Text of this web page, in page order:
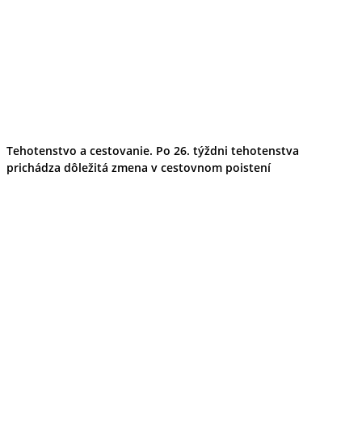
Tehotenstvo a cestovanie. Po 26. týždni tehotenstva
prichádza dôležitá zmena v cestovnom poistení